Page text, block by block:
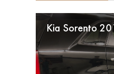
Kia Sorento